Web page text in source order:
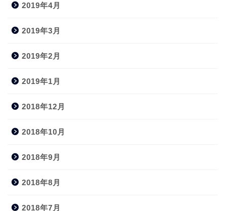
2019年4月
2019年3月
2019年2月
2019年1月
2018年12月
2018年10月
2018年9月
2018年8月
2018年7月